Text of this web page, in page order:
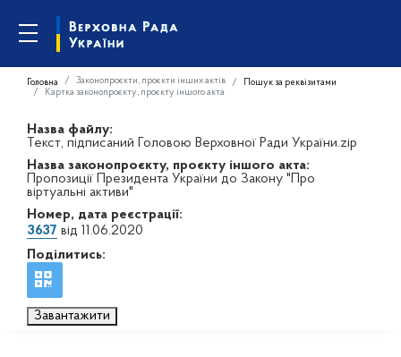
Головна Законопроєкти, проєкти інших актів
Пошук за реквізитами
Картка законопроєкту, проєкту іншого акта
Назва файлу:
Текст, підписаний Головою Верховної Ради України.zip
Назва законопроєкту, проєкту іншого акта:
Пропозиції Президента України до Закону "Про
віртуальні активи"
Номер, дата реєстрації:
3637 від 11.06.2020
Поділитись:
Завантажити